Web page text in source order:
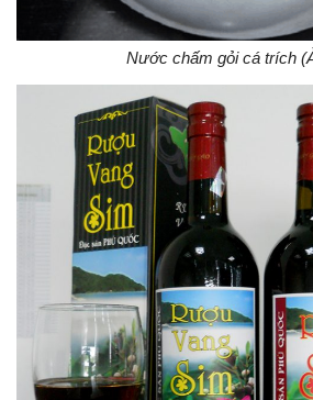
Nước chấm gỏi cá trích